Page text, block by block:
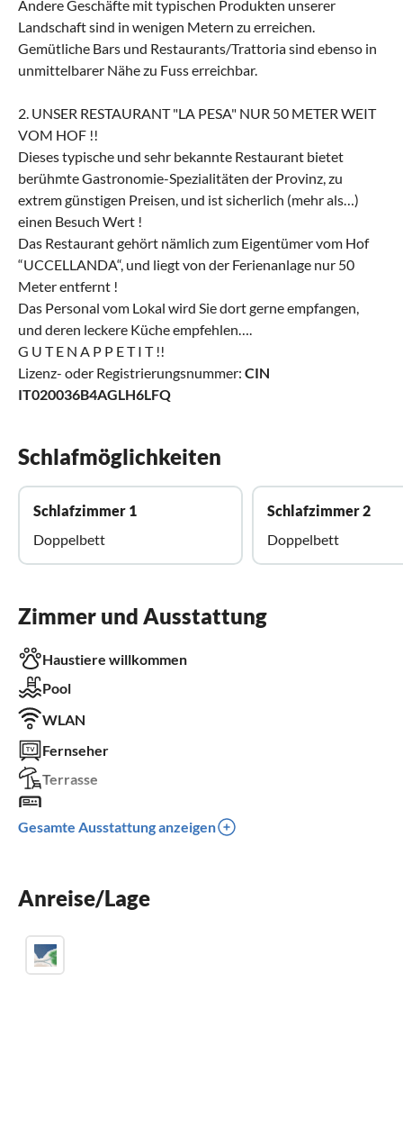
Andere Geschäfte mit typischen Produkten unserer
Landschaft sind in wenigen Metern zu erreichen.
Gemütliche Bars und Restaurants/Trattoria sind ebenso in
unmittelbarer Nähe zu Fuss erreichbar.
2. UNSER RESTAURANT "LA PESA" NUR 50 METER WEIT
VOM HOF !!
Dieses typische und sehr bekannte Restaurant bietet
berühmte Gastronomie-Spezialitäten der Provinz, zu
extrem günstigen Preisen, und ist sicherlich (mehr als…)
einen Besuch Wert !
Das Restaurant gehört nämlich zum Eigentümer vom Hof
“UCCELLANDA“, und liegt von der Ferienanlage nur 50
Meter entfernt !
Das Personal vom Lokal wird Sie dort gerne empfangen,
und deren leckere Küche empfehlen….
G U T E N A P P E T I T !!
Lizenz- oder Registrierungsnummer: CIN
IT020036B4AGLH6LFQ
Schlafmöglichkeiten
Schlafzimmer 1
Doppelbett
Schlafzimmer 2
Doppelbett
Zimmer und Ausstattung
Haustiere willkommen
Pool
WLAN
Fernseher
Terrasse
Klimaanlage
Gesamte Ausstattung anzeigen
Anreise/Lage